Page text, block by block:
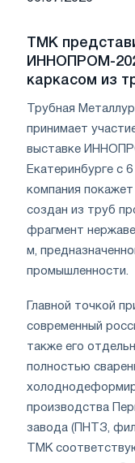
ТМК
ИННОПРОМ-
каркасом из
Трубная
принимает
выставке
Екатеринбурге с
компания
создан из труб
фрагмент
м,
промышленности.
Главной точкой
современный
также его
полностью
производства
завода (ПНТЗ,
ТМК